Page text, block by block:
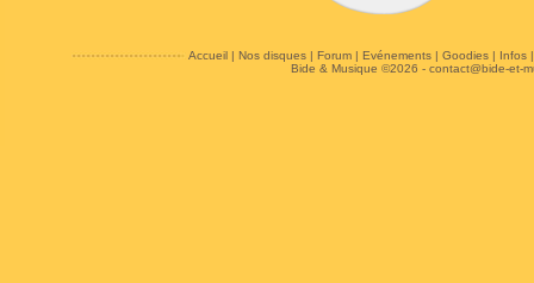
Accueil| Nos disques| Forum| Evénements| Goodies| Infos
Bide & Musique ©2026 - contact@bide-et-